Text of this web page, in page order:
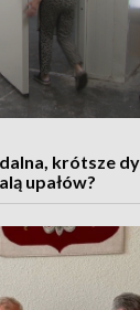
krótsze
upałów?